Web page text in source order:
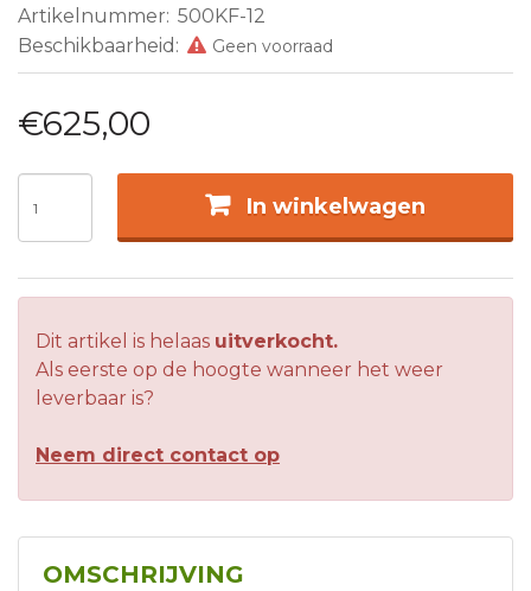
Artikelnummer: 500KF-12
Beschikbaarheid:
Geen voorraad
€625,00
In winkelwagen
Dit artikel is helaas uitverkocht.
Als eerste op de hoogte wanneer het weer
leverbaar is?
Neem direct contact op
OMSCHRIJVING